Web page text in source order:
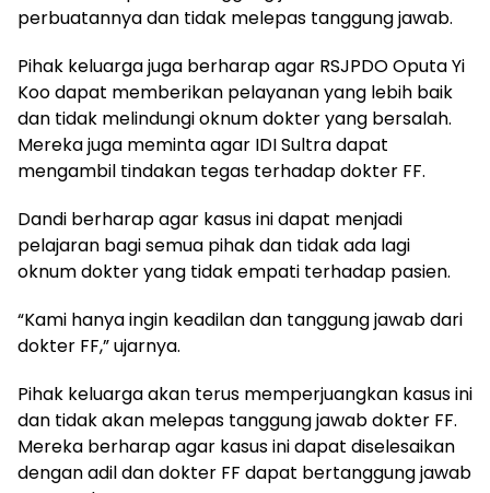
perbuatannya dan tidak melepas tanggung jawab.
Pihak keluarga juga berharap agar RSJPDO Oputa Yi
Koo dapat memberikan pelayanan yang lebih baik
dan tidak melindungi oknum dokter yang bersalah.
Mereka juga meminta agar IDI Sultra dapat
mengambil tindakan tegas terhadap dokter FF.
Dandi berharap agar kasus ini dapat menjadi
pelajaran bagi semua pihak dan tidak ada lagi
oknum dokter yang tidak empati terhadap pasien.
“Kami hanya ingin keadilan dan tanggung jawab dari
dokter FF,” ujarnya.
Pihak keluarga akan terus memperjuangkan kasus ini
dan tidak akan melepas tanggung jawab dokter FF.
Mereka berharap agar kasus ini dapat diselesaikan
dengan adil dan dokter FF dapat bertanggung jawab